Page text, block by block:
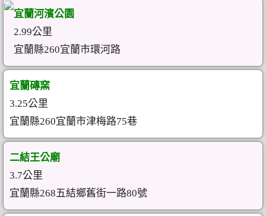
宜蘭河濱公園
2.99公里
宜蘭縣260宜蘭市環河路
宜蘭磚窯
3.25公里
宜蘭縣260宜蘭市津梅路75巷
二結王公廟
3.7公里
宜蘭縣268五結鄉舊街一路80號